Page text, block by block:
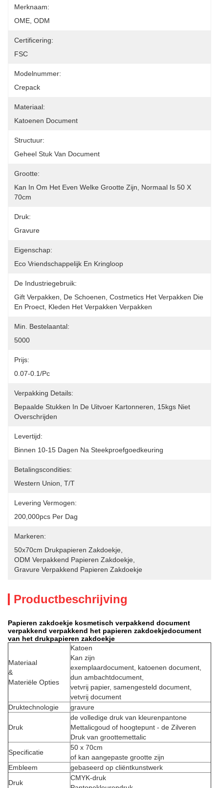
Merknaam:
OME, ODM
Certificering:
FSC
Modelnummer:
Crepack
Materiaal:
Katoenen Document
Structuur:
Geheel Stuk Van Document
Grootte:
Kan In Om Het Even Welke Grootte Zijn, Normaal Is 50 X
70cm
Druk:
Gravure
Eigenschap:
Eco Vriendschappelijk En Kringloop
De Industriegebruik:
Gift Verpakken, De Schoenen, Costmetics Het Verpakken Die
En Proect, Kleden Het Verpakken Verpakken
Min. Bestelaantal:
5000
Prijs:
0.07-0.1/pc
Verpakking Details:
Bepaalde Stukken In De Uitvoer Kartonneren, 15kgs Niet
Overschrijden
Levertijd:
Binnen 10-15 Dagen Na Steekproefgoedkeuring
Betalingscondities:
Western Union, T/T
Levering Vermogen:
200,000pcs Per Dag
Markeren:
50x70cm Drukpapieren Zakdoekje
ODM Verpakkend Papieren Zakdoekje
Gravure Verpakkend Papieren Zakdoekje
Productbeschrijving
Papieren zakdoekje kosmetisch verpakkend document
verpakkend verpakkend het papieren zakdoekjedocument
van het drukpapieren zakdoekje
Materiaal
&
Materiële Opties
Katoen
Kan zijn
exemplaardocument, katoenen document,
dun ambachtdocument,
vetvrij papier, samengesteld document,
vetvrij document
Druktechnologie
gravure
Druk
de volledige druk van kleurenpantone
Mettalicgoud of hoogtepunt - de Zilveren
Druk van groottemettalic
Specificatie
50 x 70cm
of kan aangepaste grootte zijn
Embleem
gebaseerd op cliëntkunstwerk
Druk
CMYK-druk